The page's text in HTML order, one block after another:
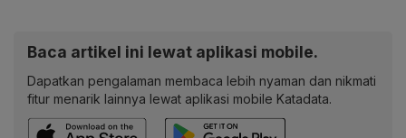
Baca artikel ini lewat aplikasi mobile.
Dapatkan pengalaman membaca lebih nyaman dan nikmati
fitur menarik lainnya lewat aplikasi mobile Katadata.